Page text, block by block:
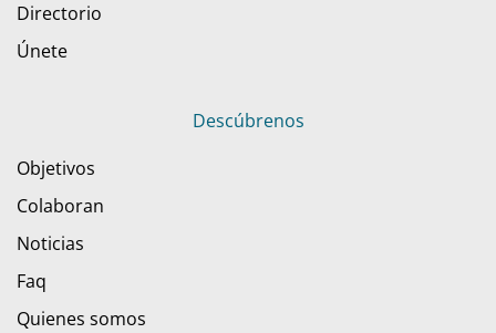
Directorio
Únete
Descúbrenos
Objetivos
Colaboran
Noticias
Faq
Quienes somos